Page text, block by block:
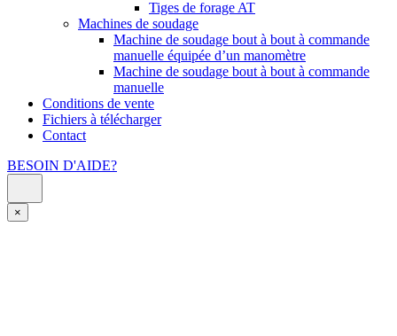
Tiges de forage AT
Machines de soudage
Machine de soudage bout à bout à commande
manuelle équipée d’un manomètre
Machine de soudage bout à bout à commande
manuelle
Conditions de vente
Fichiers à télécharger
Contact
BESOIN D'AIDE?
×